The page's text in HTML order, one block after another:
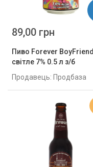
Пиво Forever BoyFriend
світле 7% 0.5 л з/б
Продавець: Продбаза
89,00 грн